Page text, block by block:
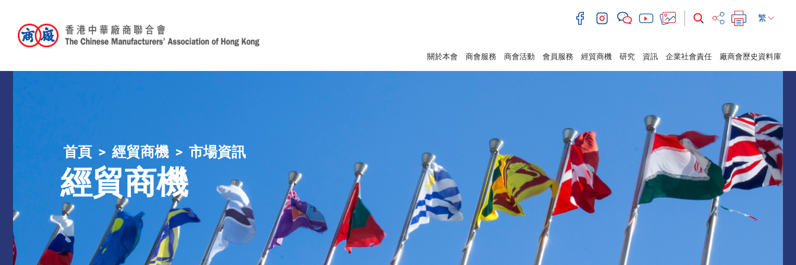
繁
關於本會 商會服務 商會活動 會員服務 經貿商機 研究 資訊 企業社會責任 廠商會歷史資料庫
首頁 經貿商機 市場資訊
經貿商機